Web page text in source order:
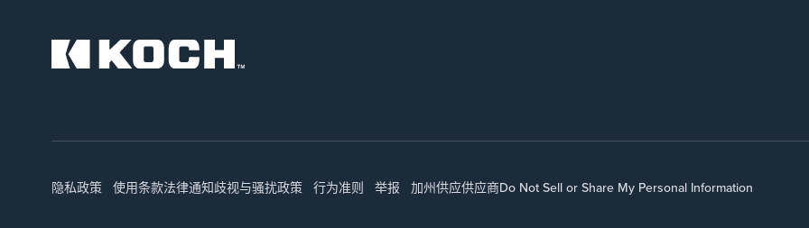
隐私政策 使用条款法律通知歧视与骚扰政策 行为准则 举报 加州供应供应商Do Not Sell or Share My Personal Information